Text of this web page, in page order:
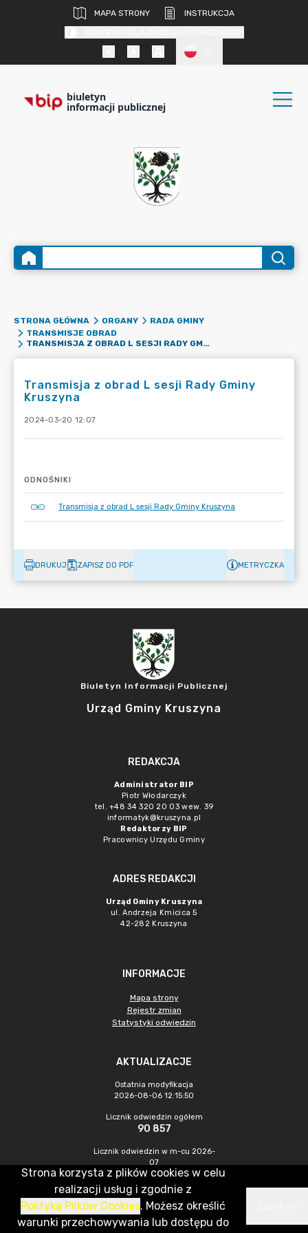
MAPA STRONY
INSTRUKCJA
biuletyn
informacji publicznej
STRONA GŁÓWNA ORGANY
RADA GMINY
TRANSMISJE OBRAD
TRANSMISJA Z OBRAD L SESJI RADY GMINY KRUSZYNA
Transmisja z obrad L sesji Rady Gminy
Kruszyna
2024-03-20 12:07
ODNOŚNIKI
Transmisja z obrad L sesji Rady Gminy Kruszyna
DRUKUJ ZAPISZ DO PDF METRYCZKA
Biuletyn Informacji Publicznej
Urząd Gminy Kruszyna
REDAKCJA
Administrator BIP
Piotr Włodarczyk
tel. +48 34 320 20 03 wew. 39
informatyk@kruszyna.pl
Redaktorzy BIP
Pracownicy Urzędu Gminy
ADRES REDAKCJI
Urząd Gminy Kruszyna
ul. Andrzeja Kmicica 5
42-282 Kruszyna
INFORMACJE
Mapa strony
Rejestr zmian
Statystyki odwiedzin
AKTUALIZACJE
Ostatnia modyfikacja
2026-08-06 12:15:50
Licznik odwiedzin ogółem
90 857
Licznik odwiedzin w m-cu 2026-
07
344
CMS & Hosting: Nefeni Sp. z o.o.
Strona korzysta z plików cookies w celu
realizacji usług i zgodnie z
Polityką Plików Cookies. Możesz określić
warunki przechowywania lub dostępu do